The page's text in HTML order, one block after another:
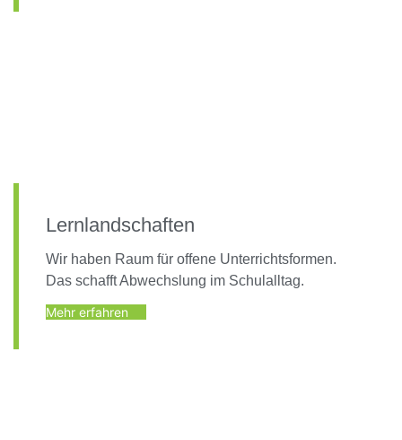
Lernlandschaften
Wir haben Raum für offene Unterrichtsformen.
Das schafft Abwechslung im Schulalltag.
Mehr erfahren